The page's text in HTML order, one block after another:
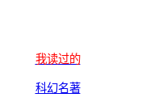
我读过的
科幻名著